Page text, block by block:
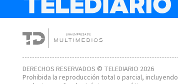
DERECHOS RESERVADOS © TELEDIARIO 2026
Prohibida la reproducción total o parcial, incluyendo